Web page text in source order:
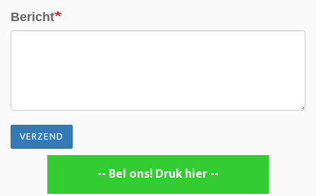
Bericht
VERZEND
-- Bel ons! Druk hier --